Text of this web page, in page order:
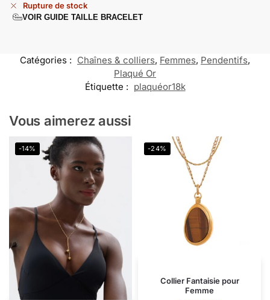
Rupture de stock
VOIR GUIDE TAILLE BRACELET
Catégories : Chaînes & colliers, Femmes, Pendentifs,
Plaqué Or
Étiquette : plaquéor18k
Vous aimerez aussi
-14% -24%
Collier Fantaisie pour
Femme